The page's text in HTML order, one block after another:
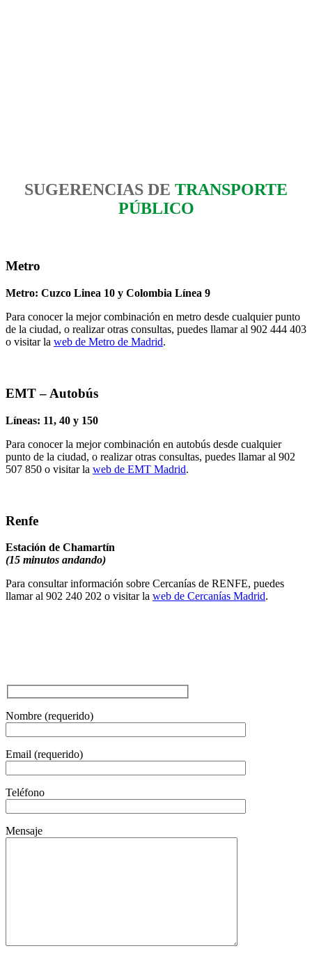
SUGERENCIAS DE TRANSPORTE
PÚBLICO
Metro
Metro: Cuzco Linea 10 y Colombia Línea 9
Para conocer la mejor combinación en metro desde cualquier punto
de la ciudad, o realizar otras consultas, puedes llamar al 902 444 403
o visitar la web de Metro de Madrid.
EMT – Autobús
Líneas: 11, 40 y 150
Para conocer la mejor combinación en autobús desde cualquier
punto de la ciudad, o realizar otras consultas, puedes llamar al 902
507 850 o visitar la web de EMT Madrid.
Renfe
Estación de Chamartín
(15 minutos andando)
Para consultar información sobre Cercanías de RENFE, puedes
llamar al 902 240 202 o visitar la web de Cercanías Madrid.
Nombre (requerido)
Email (requerido)
Teléfono
Mensaje